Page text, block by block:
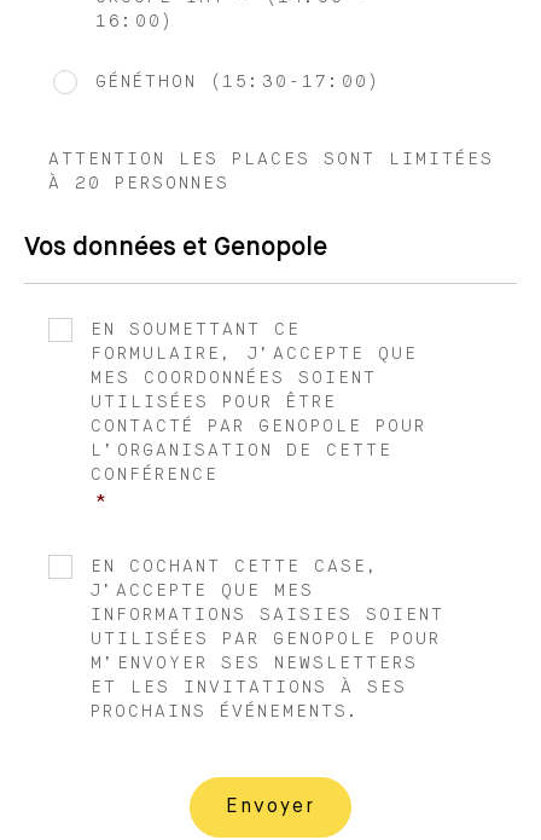
16:00)
GÉNÉTHON (15:30-17:00)
ATTENTION LES PLACES SONT LIMITÉES
À 20 PERSONNES
Vos données et Genopole
RGPD *
EN SOUMETTANT CE
FORMULAIRE, J’ACCEPTE QUE
MES COORDONNÉES SOIENT
UTILISÉES POUR ÊTRE
CONTACTÉ PAR GENOPOLE POUR
L’ORGANISATION DE CETTE
CONFÉRENCE
*
NEWSLETTER
EN COCHANT CETTE CASE,
J’ACCEPTE QUE MES
INFORMATIONS SAISIES SOIENT
UTILISÉES PAR GENOPOLE POUR
M’ENVOYER SES NEWSLETTERS
ET LES INVITATIONS À SES
PROCHAINS ÉVÉNEMENTS.